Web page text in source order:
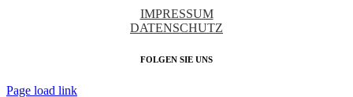
IMPRESSUM
DATENSCHUTZ
FOLGEN SIE UNS
Page load link